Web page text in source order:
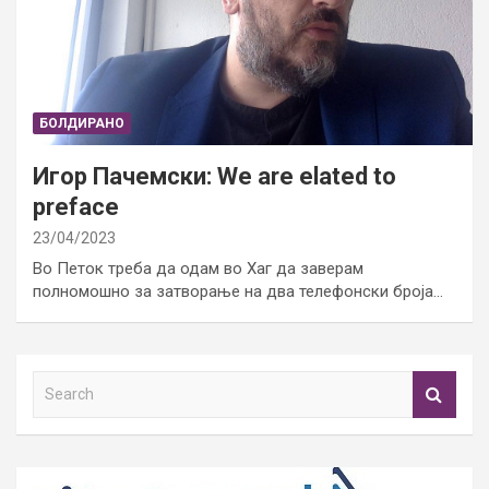
БОЛДИРАНО
Игор Пачемски: We are elated to
preface
23/04/2023
Во Петок треба да одам во Хаг да заверам
полномошно за затворање на два телефонски броја…